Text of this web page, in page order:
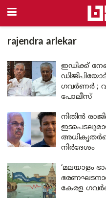
rajendra arlekar
ഇഡിക്ക്
ഗവർണർ ;
പോലീസ്
നിതിൻ
നിർദേശം
‘മലയാളം
കേരള